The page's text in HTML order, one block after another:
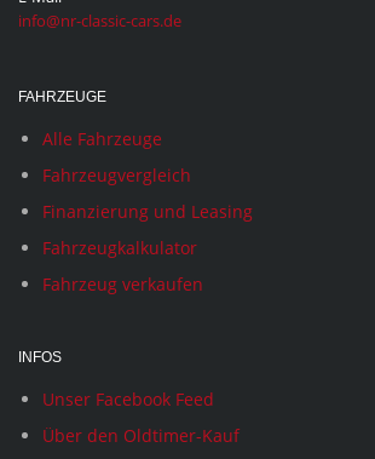
info@nr-classic-cars.de
FAHRZEUGE
Alle Fahrzeuge
Fahrzeugvergleich
Finanzierung und Leasing
Fahrzeugkalkulator
Fahrzeug verkaufen
INFOS
Unser Facebook Feed
Über den Oldtimer-Kauf